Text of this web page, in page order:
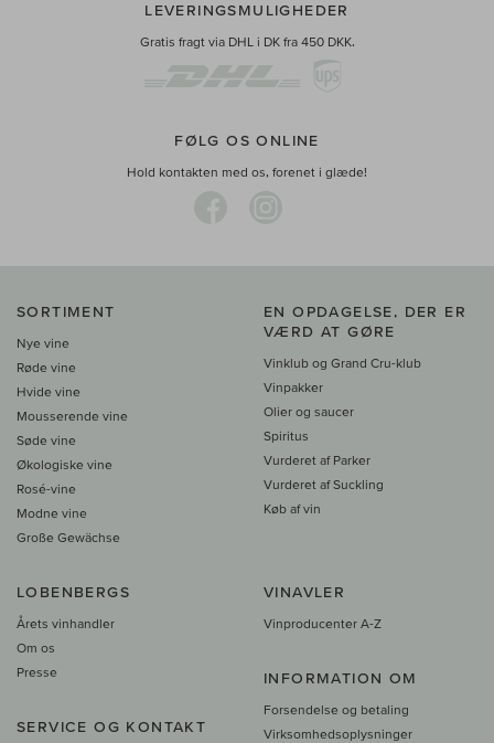
LEVERINGSMULIGHEDER
Gratis fragt via DHL i DK fra 450 DKK.
FØLG OS ONLINE
Hold kontakten med os, forenet i glæde!
SORTIMENT
Nye vine
Røde vine
Hvide vine
Mousserende vine
Søde vine
Økologiske vine
Rosé-vine
Modne vine
Große Gewächse
EN OPDAGELSE, DER ER
VÆRD AT GØRE
Vinklub og Grand Cru-klub
Vinpakker
Olier og saucer
Spiritus
Vurderet af Parker
Vurderet af Suckling
Køb af vin
LOBENBERGS
Årets vinhandler
Om os
Presse
SERVICE OG KONTAKT
VINAVLER
Vinproducenter A-Z
INFORMATION OM
Forsendelse og betaling
Virksomhedsoplysninger